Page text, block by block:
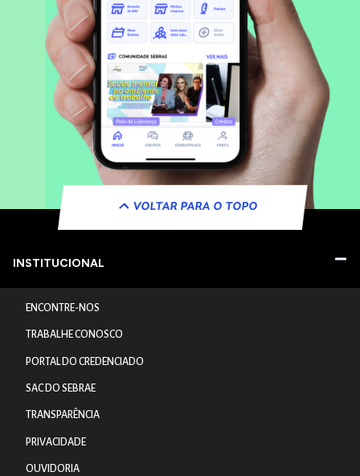
VOLTAR PARA O TOPO
INSTITUCIONAL
ENCONTRE-NOS
TRABALHE CONOSCO
PORTAL DO CREDENCIADO
SAC DO SEBRAE
TRANSPARÊNCIA
PRIVACIDADE
OUVIDORIA